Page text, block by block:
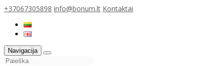
+37067305898 info@bonum.lt Kontaktai
Navigacija